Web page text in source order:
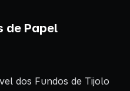
de Papel
dos Fundos de Tijolo